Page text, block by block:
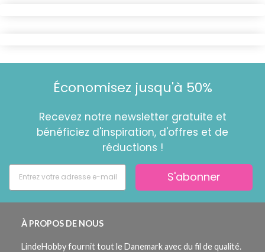
Économisez jusqu'à 50%
Recevez notre newsletter gratuite et
bénéficiez d'inspiration, d'offres et de
réductions !
S'abonner
À PROPOS DE NOUS
LindeHobby fournit tout le Danemark avec du fil de qualité.